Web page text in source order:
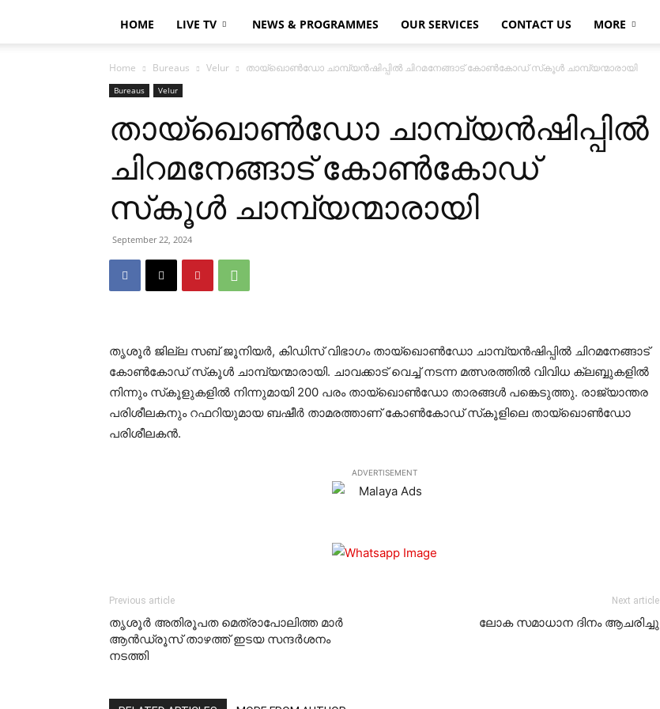
HOME LIVE TV NEWS & PROGRAMMES OUR SERVICES CONTACT US MORE
Home Bureaus Velur തായ്‌ഖൊണ്‍ഡോ ചാമ്പ്യന്‍ഷിപ്പില്‍ ചിറമനേങ്ങാട് കോണ്‍കോഡ് സ്‌കൂള്‍ ചാമ്പ്യന്മാരായി
Bureaus Velur
തായ്‌ഖൊണ്‍ഡോ ചാമ്പ്യന്‍ഷിപ്പില്‍
ചിറമനേങ്ങാട് കോണ്‍കോഡ്
സ്‌കൂള്‍ ചാമ്പ്യന്മാരായി
September 22, 2024
തൃശൂര്‍ ജില്ല സബ് ജൂനിയര്‍, കിഡിസ് വിഭാഗം തായ്‌ഖൊണ്‍ഡോ ചാമ്പ്യന്‍ഷിപ്പില്‍ ചിറമനേങ്ങാട്
കോണ്‍കോഡ് സ്‌കൂള്‍ ചാമ്പ്യന്മാരായി. ചാവക്കാട് വെച്ച് നടന്ന മത്സരത്തില്‍ വിവിധ ക്ലബ്ബുകളില്‍
നിന്നും സ്‌കൂളുകളില്‍ നിന്നുമായി 200 പരം തായ്‌ഖൊണ്‍ഡോ താരങ്ങള്‍ പങ്കെടുത്തു. രാജ്യാന്തര
പരിശീലകനും റഫറിയുമായ ബഷീര്‍ താമരത്താണ് കോണ്‍കോഡ് സ്‌കൂളിലെ തായ്‌ഖൊണ്‍ഡോ
പരിശീലകന്‍.
ADVERTISEMENT
Previous article
തൃശൂര്‍ അതിരൂപത മെത്രാപോലിത്ത മാര്‍
ആന്‍ഡ്രൂസ് താഴത്ത് ഇടയ സന്ദര്‍ശനം
നടത്തി
Next article
ലോക സമാധാന ദിനം ആചരിച്ചു